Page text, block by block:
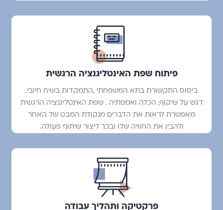
פיתוח שפת האינטליגנציה הרגשית
ביסוס התקשורת בתא המשפחתי ,התמקדות בשיח חיובי,
דגש על שיקוף, הכלה ואמפתיה . שפת האינטליגנציה הרגשית
מאפשרת לראות את הדברים מנקודת המבט של האחר
ולהבין את החוויה שלו ובכך ליצור שיתוף פעולה.
פרקטיקה ותהליך עבודה